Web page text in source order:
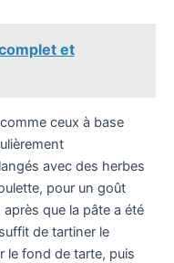
et
ceux à base
avec des herbes
pour un goût
que la pâte a été
de tartiner le
le fond de tarte, puis